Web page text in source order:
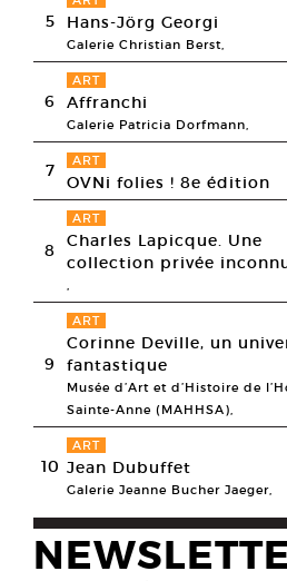
5 Hans-Jörg Georgi
Galerie Christian Berst,
6
ART
Affranchi
Galerie Patricia Dorfmann,
7 ART
OVNi folies ! 8e édition
8
ART
Charles Lapicque. Une
collection privée
,
9
ART
Corinne Deville, un
fantastique
Musée d’Art et d’Histoire de
Sainte-Anne (MAHHSA),
10
ART
Jean Dubuffet
Galerie Jeanne Bucher Jaeger,